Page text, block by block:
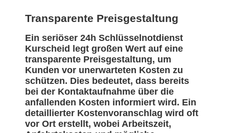
Transparente Preisgestaltung
Ein seriöser 24h Schlüsselnotdienst
Kurscheid legt großen Wert auf eine
transparente Preisgestaltung, um
Kunden vor unerwarteten Kosten zu
schützen. Dies bedeutet, dass bereits
bei der Kontaktaufnahme über die
anfallenden Kosten informiert wird. Ein
detaillierter Kostenvoranschlag wird oft
vor Ort erstellt, wobei Arbeitszeit,